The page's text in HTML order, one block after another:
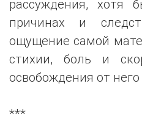
рассуждения, хотя
причинах и
ощущение самой
стихии, боль и
освобождения от